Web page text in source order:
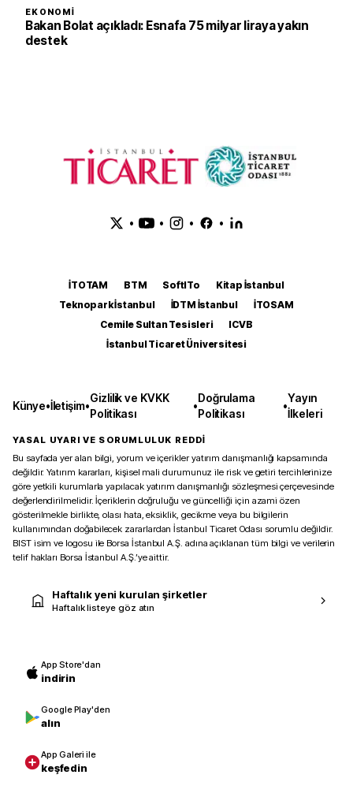
EKONOMI
Bakan Bolat açıkladı: Esnafa 75 milyar liraya yakın
destek
• • • •
İTOTAM BTM SoftITo
Kitap İstanbul
Teknopark İstanbul
İDTM İstanbul
İTOSAM
Cemile Sultan Tesisleri
ICVB
İstanbul Ticaret Üniversitesi
Künye•İletişim•
Gizlilik ve KVKK
Politikası
•
Doğrulama
Politikası
•
Yayın
İlkeleri
YASAL UYARI VE SORUMLULUK REDDİ
Bu sayfada yer alan bilgi, yorum ve içerikler yatırım danışmanlığı kapsamında
değildir. Yatırım kararları, kişisel mali durumunuz ile risk ve getiri tercihlerinize
göre yetkili kurumlarla yapılacak yatırım danışmanlığı sözleşmesi çerçevesinde
değerlendirilmelidir. İçeriklerin doğruluğu ve güncelliği için azami özen
gösterilmekle birlikte, olası hata, eksiklik, gecikme veya bu bilgilerin
kullanımından doğabilecek zararlardan İstanbul Ticaret Odası sorumlu değildir.
BIST isim ve logosu ile Borsa İstanbul A.Ş. adına açıklanan tüm bilgi ve verilerin
telif hakları Borsa İstanbul A.Ş.’ye aittir.
Haftalık yeni kurulan şirketler
Haftalık listeye göz atın
App Store'dan
indirin
Google Play'den
alın
App Galeri ile
keşfedin